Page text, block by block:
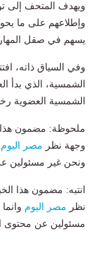
ويهدف المتحف إلى
وإطلاعهم على ما
يسهم في صقل
وفي السياق ذاته،
الشمسية العضوية
ملحوظة: مضمون هذا
وجهة نظر مصر اليوم
ونحن غير مسئولين
انتبه: مضمون هذا
نظر مصر اليوم
مسئولين عن محتوى